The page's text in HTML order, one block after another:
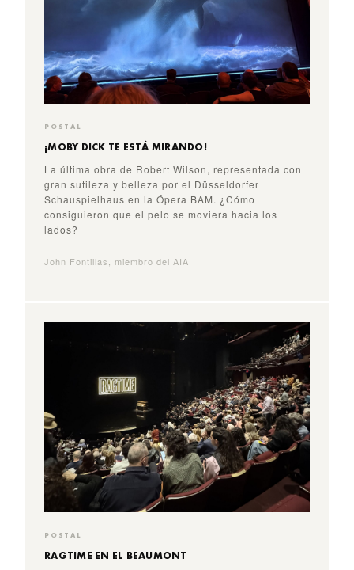
POSTAL
¡MOBY DICK TE ESTÁ MIRANDO!
La última obra de Robert Wilson, representada con
gran sutileza y belleza por el Düsseldorfer
Schauspielhaus en la Ópera BAM. ¿Cómo
consiguieron que el pelo se moviera hacia los
lados?
John Fontillas, miembro del AIA
POSTAL
RAGTIME EN EL BEAUMONT